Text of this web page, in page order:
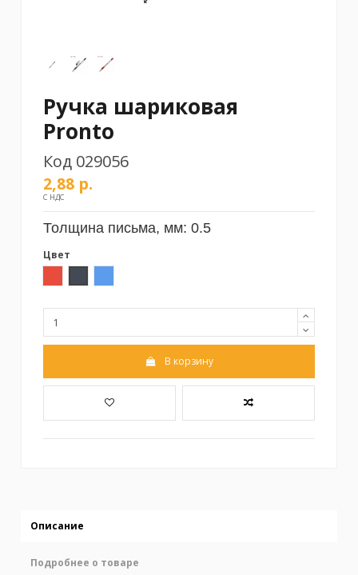
Ручка шариковая
Pronto
Код 029056
2,88 р.
С НДС
Толщина письма, мм:0.5
Цвет
В корзину
Описание
Подробнее о товаре